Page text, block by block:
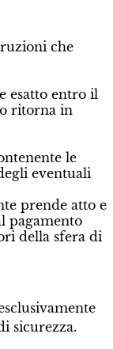
che
esatto entro il
ritorna in
le
eventuali
prende atto e
pagamento
della sfera di
sicurezza.